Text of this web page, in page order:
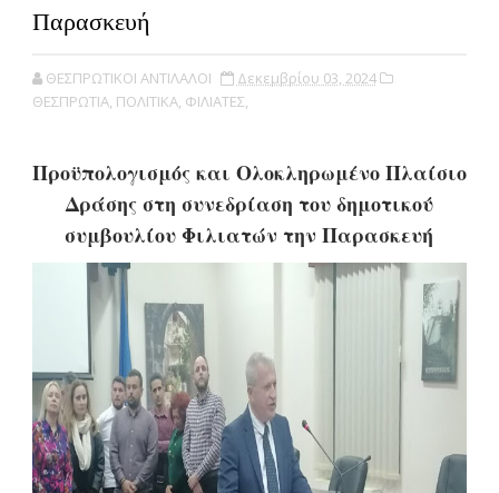
Παρασκευή
ΘΕΣΠΡΩΤΙΚΟΙ ΑΝΤΙΛΑΛΟΙ
Δεκεμβρίου 03, 2024
ΘΕΣΠΡΩΤΙΑ, ΠΟΛΙΤΙΚΑ, ΦΙΛΙΑΤΕΣ,
Προϋπολογισμός και Ολοκληρωμένο Πλαίσιο
Δράσης στη συνεδρίαση του δημοτικού
συμβουλίου Φιλιατών την Παρασκευή